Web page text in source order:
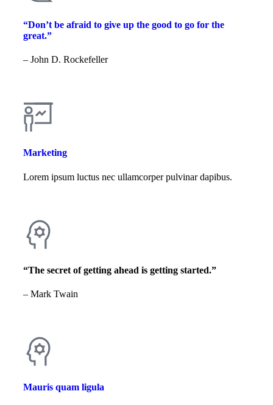
“Don’t be afraid to give up the good to go for the
great.”
– John D. Rockefeller
Marketing
Lorem ipsum luctus nec ullamcorper pulvinar dapibus.
“The secret of getting ahead is getting started.”
– Mark Twain
Mauris quam ligula